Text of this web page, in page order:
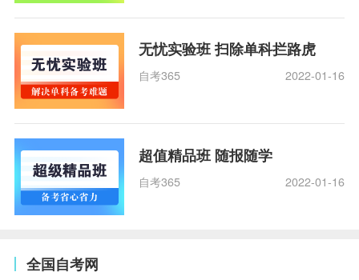
无忧实验班 扫除单科拦路虎
自考365 2022-01-16
超值精品班 随报随学
自考365 2022-01-16
全国自考网